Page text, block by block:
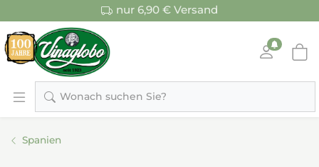
nur 6,90 € Versand
Wonach suchen Sie?
Spanien